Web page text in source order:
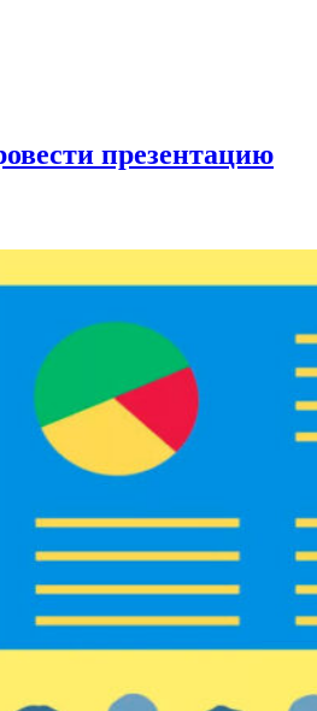
презентацию